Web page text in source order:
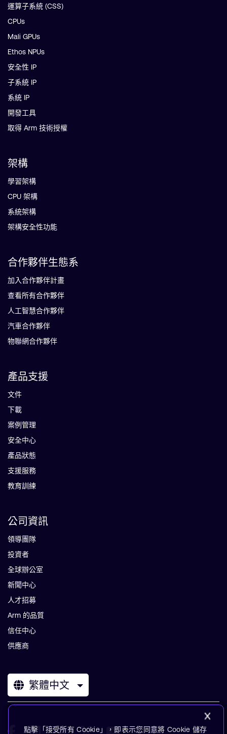
運算子系統 (CSS)
CPUs
Mali GPUs
Ethos NPUs
安全性 IP
子系統 IP
系統 IP
開發工具
取得 Arm 技術授權
架構
學習架構
CPU 架構
系統架構
架構安全性功能
合作夥伴生態系
加入合作夥伴計畫
查看所有合作夥伴
人工智慧合作夥伴
汽車合作夥伴
物聯網合作夥伴
產品支援
文件
下載
案例管理
安全中心
產品狀態
支援服務
教育訓練
公司資訊
領導團隊
投資者
全球辦公室
新聞中心
人才招募
Arm 的品質
信任中心
供應商
繁體中文
點擊「接受所有 Cookie」，即表示您同意將 Cookie 儲存